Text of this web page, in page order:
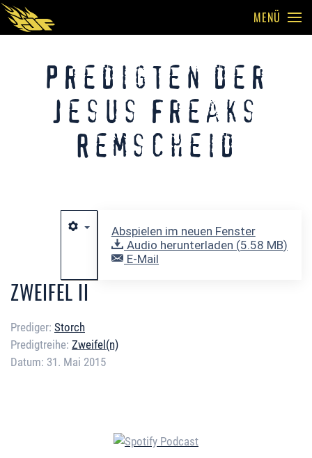
MENÜ
Predigten der
Jesus Freaks
Remscheid
Abspielen im neuen Fenster
Audio herunterladen (5.58 MB)
E-Mail
ZWEIFEL II
Prediger: Storch
Predigtreihe: Zweifel(n)
Datum: 31. Mai 2015